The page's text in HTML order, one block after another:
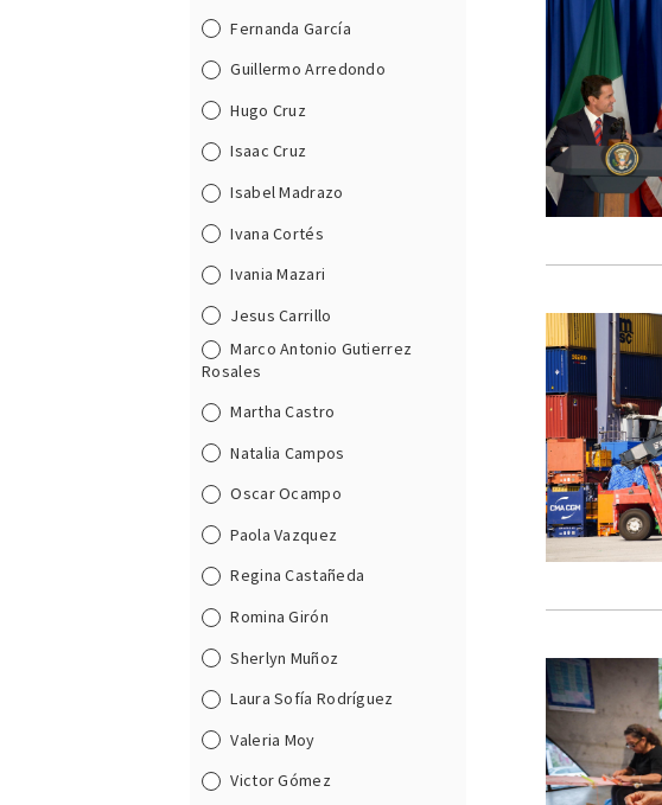
Fernanda García
Guillermo Arredondo
Hugo Cruz
Isaac Cruz
Isabel Madrazo
Ivana Cortés
Ivania Mazari
Jesus Carrillo
Marco Antonio Gutierrez
Rosales
Martha Castro
Natalia Campos
Oscar Ocampo
Paola Vazquez
Regina Castañeda
Romina Girón
Sherlyn Muñoz
Laura Sofía Rodríguez
Valeria Moy
Victor Gómez